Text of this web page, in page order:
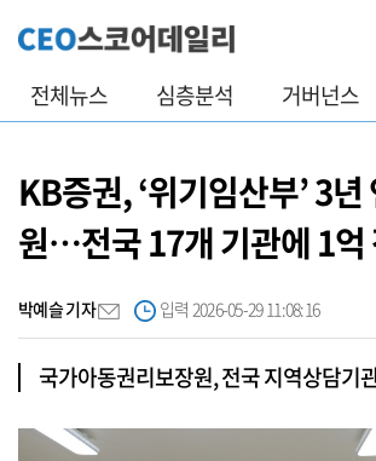
전체뉴스 심층분석 거버넌스
KB증권, ‘위기임산부’ 3년
원…전국 17개 기관에 1억
박예슬 기자 입력 2026-05-29 11:08:16
국가아동권리보장원, 전국 지역상담기